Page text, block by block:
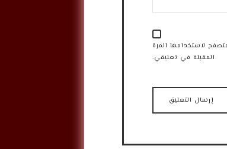
لاستخدامها المرة
المقبلة في تعليقي.